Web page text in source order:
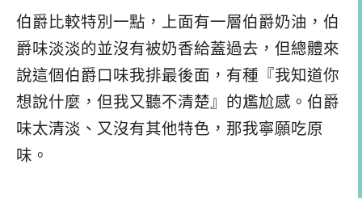
伯爵比較特別一點，上面有一層伯爵奶油，伯
爵味淡淡的並沒有被奶香給蓋過去，但總體來
說這個伯爵口味我排最後面，有種『我知道你
想說什麼，但我又聽不清楚』的尷尬感。伯爵
味太清淡、又沒有其他特色，那我寧願吃原
味。